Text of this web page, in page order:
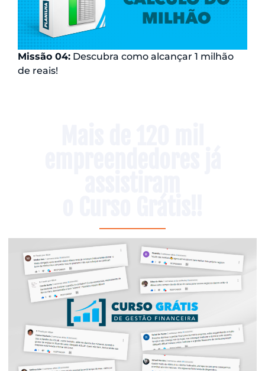
Missão 04: Descubra como alcançar 1 milhão
de reais!